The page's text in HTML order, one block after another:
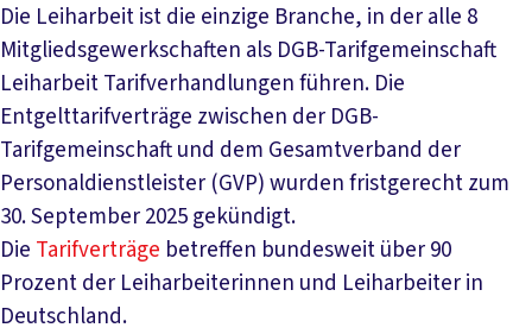
Die Leiharbeit ist die einzige Branche, in der alle 8
Mitgliedsgewerkschaften als DGB-Tarifgemeinschaft
Leiharbeit Tarifverhandlungen führen. Die
Entgelttarifverträge zwischen der DGB-
Tarifgemeinschaft und dem Gesamtverband der
Personaldienstleister (GVP) wurden fristgerecht zum
30. September 2025 gekündigt.
Die Tarifverträge betreffen bundesweit über 90
Prozent der Leiharbeiterinnen und Leiharbeiter in
Deutschland.